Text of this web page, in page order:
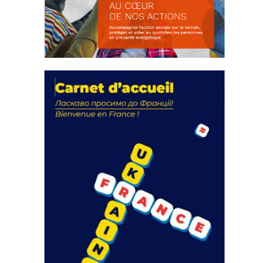
actions
18 septembre 2023
FEUILLETER